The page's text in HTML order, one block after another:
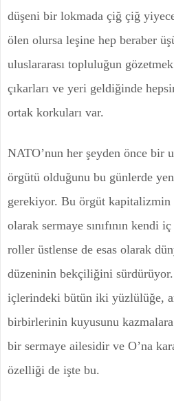
düşeni bir lokmada çiğ çiğ
ölen olursa leşine hep beraber
uluslararası topluluğun
çıkarları ve yeri geldiğinde
ortak korkuları var.
NATO’nun her şeyden önce bir
örgütü olduğunu bu günlerde
gerekiyor. Bu örgüt kapitalizmin
olarak sermaye sınıfının kendi
roller üstlense de esas olarak
düzeninin bekçiliğini sürdürüyor.
içlerindeki bütün iki yüzlülüğe,
birbirlerinin kuyusunu
bir sermaye ailesidir ve O’na
özelliği de işte bu.